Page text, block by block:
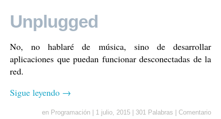
Unplugged
No, no hablaré de música, sino de desarrollar
aplicaciones que puedan funcionar desconectadas de la
red.
Sigue leyendo →
en Programación 1 julio, 2015 301 Palabras Comentario